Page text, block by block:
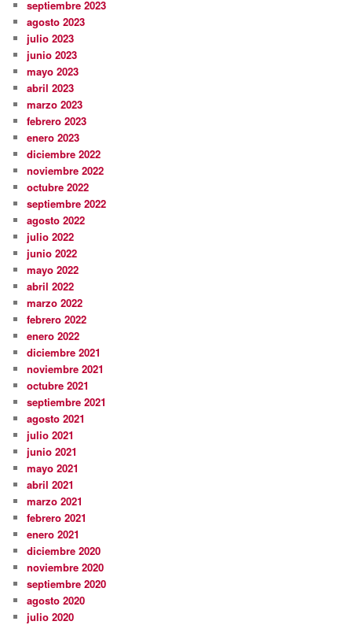
septiembre 2023
agosto 2023
julio 2023
junio 2023
mayo 2023
abril 2023
marzo 2023
febrero 2023
enero 2023
diciembre 2022
noviembre 2022
octubre 2022
septiembre 2022
agosto 2022
julio 2022
junio 2022
mayo 2022
abril 2022
marzo 2022
febrero 2022
enero 2022
diciembre 2021
noviembre 2021
octubre 2021
septiembre 2021
agosto 2021
julio 2021
junio 2021
mayo 2021
abril 2021
marzo 2021
febrero 2021
enero 2021
diciembre 2020
noviembre 2020
septiembre 2020
agosto 2020
julio 2020